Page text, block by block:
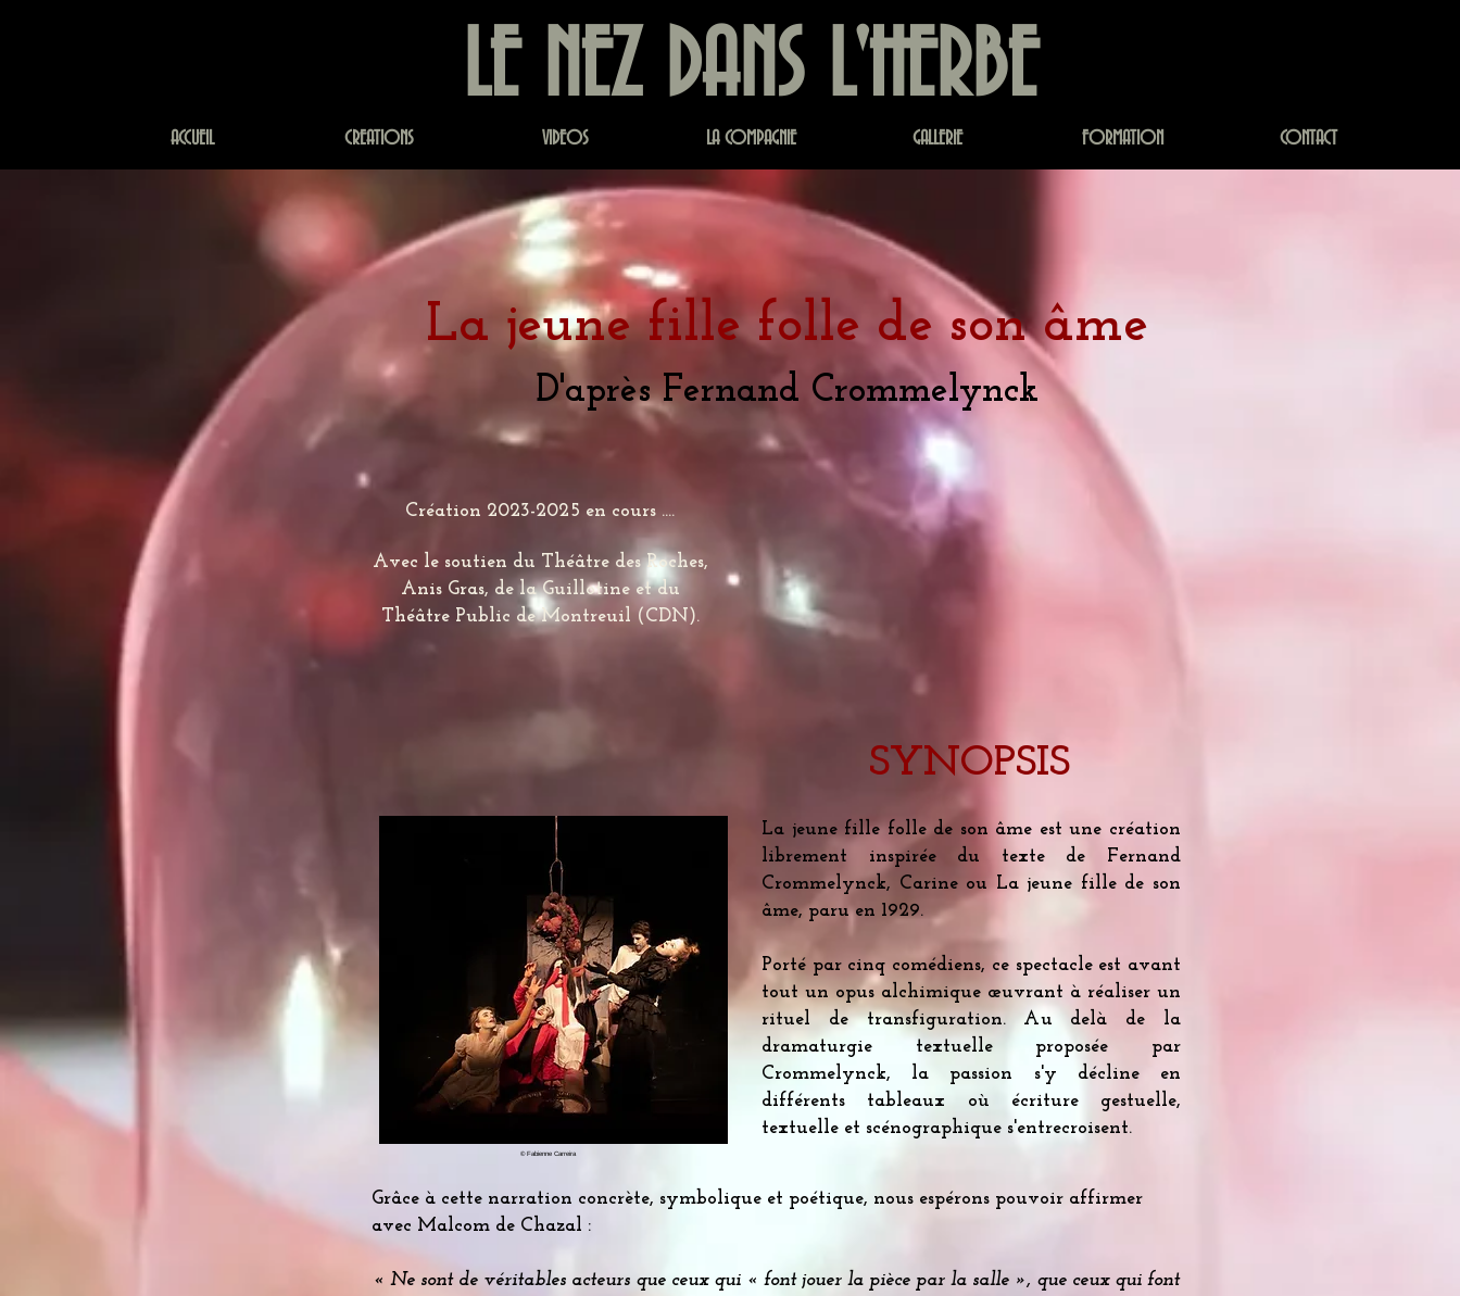
LE NEZ DANS L'HERBE
ACCUEIL CREATIONS VIDEOS LA COMPAGNIE GALLERIE FORMATION CONTACT
La jeune fille folle de son âme
D'après Fernand Crommelynck
Création 2023-2025 en cours ....
Avec le soutien du Théâtre des Roches,
Anis Gras, de la Guillotine et du
Théâtre Public de Montreuil (CDN).
SYNOPSIS
La jeune fille folle de son âme est une création
librement inspirée du texte de Fernand
Crommelynck, Carine ou La jeune fille de son
âme, paru en 1929.
Porté par cinq comédiens, ce spectacle est avant
tout un opus alchimique œuvrant à réaliser un
rituel de transfiguration. Au delà de la
dramaturgie textuelle proposée par
Crommelynck, la passion s'y décline en
différents tableaux où écriture gestuelle,
textuelle et scénographique s'entrecroisent.
© Fabienne Carreira
Grâce à cette narration concrète, symbolique et poétique, nous espérons pouvoir affirmer
avec Malcom de Chazal :
« Ne sont de véritables acteurs que ceux qui « font jouer la pièce par la salle », que ceux qui font